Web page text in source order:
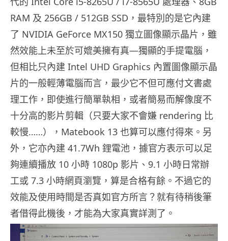
RAM 及 256GB / 512GB SSD，最特別的是它內建
了 NVIDIA GeForce MX150 獨立圖像顯示晶片，雖
然效能上未至於可媲美擁有真—獨顯的手提電腦，
但相比只內建 Intel UHD Graphics 內置圖像顯示晶
片的一般輕薄電腦而言，最少它不但可應付文書處
理工作，即使進行簡單執相，或者簡易而解像度不
十分高的影片剪輯（只要大家不會嫌 rendering 比
較慢……），Matebook 13 也算可以應付得來。另
外，它亦內建 41.7Wh 鋰電池，據官方表示可以足
夠連續播放 10 小時 1080p 影片、9.1 小時日常辦
工或 7.3 小時網頁瀏覽，算是合格有餘。不過它的
效能及使用時間是否真如官方所言？就有待稍後筆
者借得此機後，才能為大家真實詳測了。